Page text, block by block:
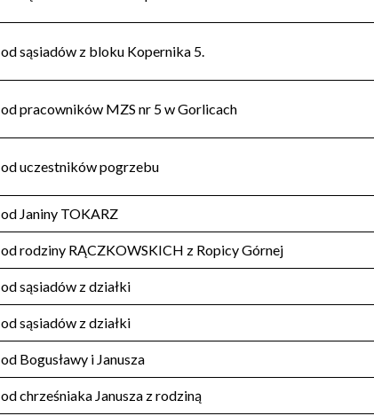
od sąsiadów z bloku Kopernika 5.
od pracowników MZS nr 5 w Gorlicach
od uczestników pogrzebu
od Janiny TOKARZ
od rodziny RĄCZKOWSKICH z Ropicy Górnej
od sąsiadów z działki
od sąsiadów z działki
od Bogusławy i Janusza
od chrześniaka Janusza z rodziną